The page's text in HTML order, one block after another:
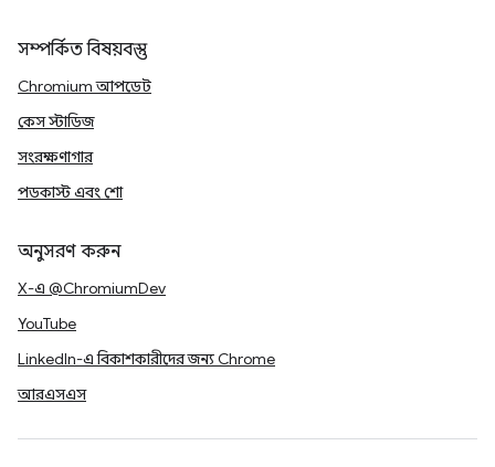
সম্পর্কিত বিষয়বস্তু
Chromium আপডেট
কেস স্টাডিজ
সংরক্ষণাগার
পডকাস্ট এবং শো
অনুসরণ করুন
X-এ @ChromiumDev
YouTube
LinkedIn-এ বিকাশকারীদের জন্য Chrome
আরএসএস